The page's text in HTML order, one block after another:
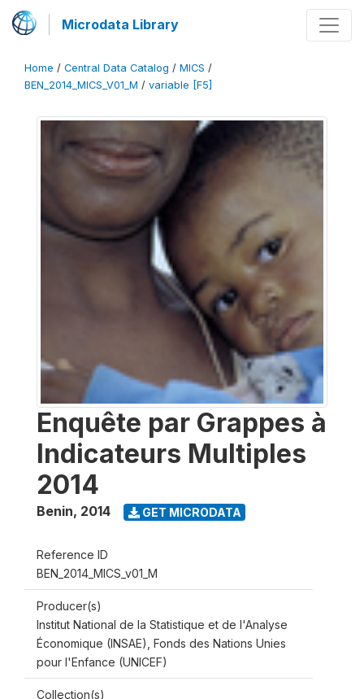
Microdata Library
Home / Central Data Catalog / MICS /
BEN_2014_MICS_V01_M / variable [F5]
Enquête par Grappes à
Indicateurs Multiples
2014
Benin, 2014 GET MICRODATA
Reference ID
BEN_2014_MICS_v01_M
Producer(s)
Institut National de la Statistique et de l'Analyse
Économique (INSAE), Fonds des Nations Unies
pour l'Enfance (UNICEF)
Collection(s)